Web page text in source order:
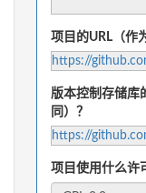
项目的URL（作
https://
版本控制存储库
同）？
https://
项目使用什么许